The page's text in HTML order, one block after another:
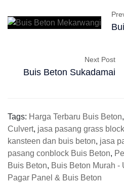
Next Post
Buis Beton Sukadamai
Tags: Harga Terbaru Buis Beton,
Culvert, jasa pasang grass
kansteen dan buis beton, jasa
pasang conblock Buis Beton,
Buis Beton, Buis Beton Murah -
Pagar Panel & Buis Beton